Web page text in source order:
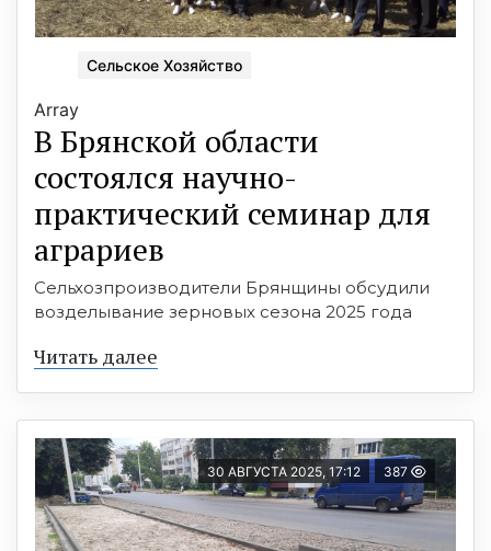
Сельское Хозяйство
Array
В Брянской области
состоялся научно-
практический семинар для
аграриев
Сельхозпроизводители Брянщины обсудили
возделывание зерновых сезона 2025 года
Читать далее
30 АВГУСТА 2025, 17:12 387